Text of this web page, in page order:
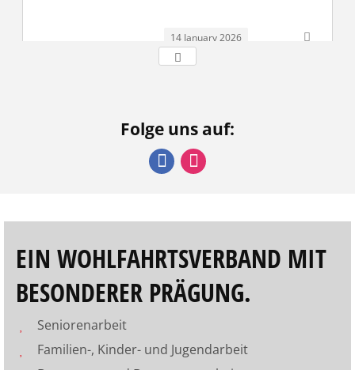
Frauenchor
Jeden Montag von 11:00-13:00
2 October 2025
Angebote für
Menschen am
Berliner Platz
Folge uns auf:
FacebookInstagram
EIN WOHLFAHRTSVERBAND MIT
BESONDERER PRÄGUNG.
Seniorenarbeit
Familien-, Kinder- und Jugendarbeit